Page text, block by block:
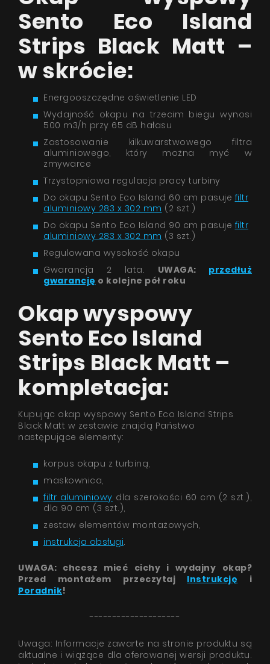
Sento Eco Island
Strips Black Matt –
w skrócie:
Energooszczędne oświetlenie LED
Wydajność okapu na trzecim biegu wynosi
500 m3/h przy 65 dB hałasu
Zastosowanie kilkuwarstwowego filtra
aluminiowego, który można myć w
zmywarce
Trzystopniowa regulacja pracy turbiny
Do okapu Sento Eco Island 60 cm pasujefiltr
aluminiowy 283 x 302 mm (2 szt.)
Do okapu Sento Eco Island 90 cm pasujefiltr
aluminiowy 283 x 302 mm (3 szt.)
Regulowana wysokość okapu
Gwarancja 2 lata. UWAGA: przedłuż
gwarancję o kolejne pół roku
Okap wyspowy
Sento Eco Island
Strips Black Matt –
kompletacja:
Kupując okap wyspowy Sento Eco Island Strips
Black Matt w zestawie znajdą Państwo
następujące elementy:
korpus okapu z turbiną,
maskownica,
filtr aluminiowy dla szerokości 60 cm (2 szt.),
dla 90 cm (3 szt.),
zestaw elementów montażowych,
instrukcja obsługi.
UWAGA: chcesz mieć cichy i wydajny okap?
Przed montażem przeczytaj Instrukcję i
Poradnik!
--------------------
Uwaga: Informacje zawarte na stronie produktu są
aktualne i wiążące dla oferowanej wersji produktu.